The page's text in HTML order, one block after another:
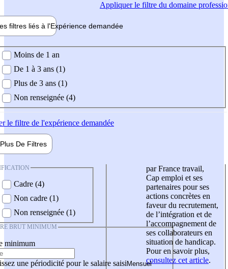
Appliquerle filtre du domaine
filtres liés à l'Expérience demandée
demandée
Moins de 1 an
De 1 à 3 ans (1)
Plus de 3 ans (1)
Non renseignée (4)
le filtre de l'expérience demandée
Plus De Filtres
Cadre (4)
Non cadre (1)
Non renseignée (1)
BRUT MINIMUM
minimum
une périodicité pour le salaire saisi
par France travail,
Cap emploi et ses
partenaires pour ses
actions concrètes en
faveur du recrutement,
de l’intégration et de
l’accompagnement de
ses collaborateurs en
situation de handicap.
Pour en savoir plus,
consultez cet article.